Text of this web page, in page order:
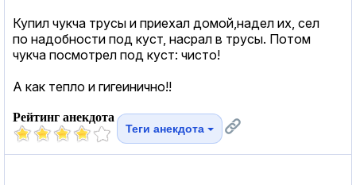
Купил чукча трусы и приехал домой,надел их, сел
по надобности под куст, насрал в трусы. Потом
чукча посмотрел под куст: чисто!
А как тепло и гигеинично!!
Рейтинг анекдота
Теги анекдота